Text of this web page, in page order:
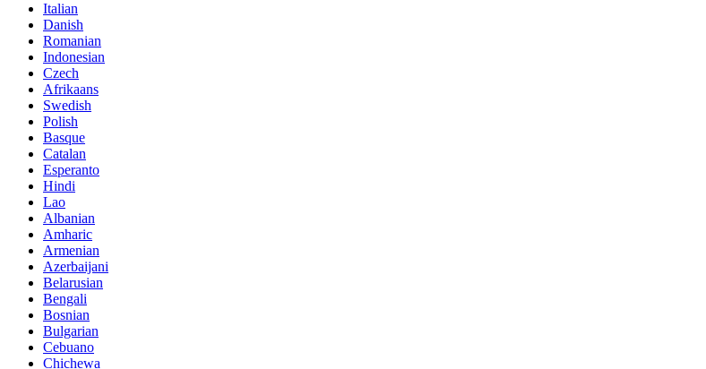
Italian
Danish
Romanian
Indonesian
Czech
Afrikaans
Swedish
Polish
Basque
Catalan
Esperanto
Hindi
Lao
Albanian
Amharic
Armenian
Azerbaijani
Belarusian
Bengali
Bosnian
Bulgarian
Cebuano
Chichewa